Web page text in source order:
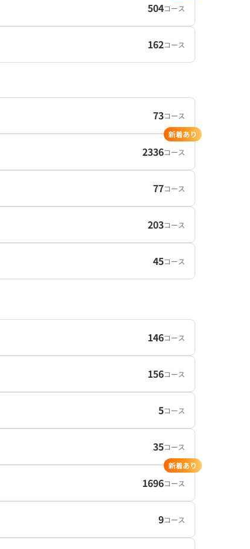
504コース
162コース
73コース
2336コース
新着あり
77コース
203コース
45コース
146コース
156コース
5コース
35コース
1696コース
新着あり
9コース